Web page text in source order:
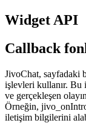
Widget API
Callback
JivoChat, sayfadaki
işlevleri kullanır. Bu
ve gerçekleşen
Örneğin,
iletişim bilgilerini